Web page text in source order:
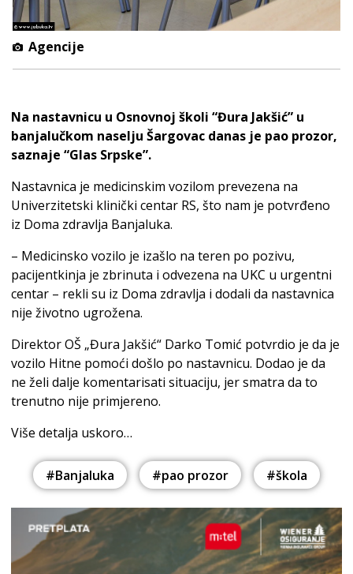
Agencije
Na nastavnicu u Osnovnoj školi “Đura Jakšić” u
banjalučkom naselju Šargovac danas je pao prozor,
saznaje “Glas Srpske”.
Nastavnica je medicinskim vozilom prevezena na
Univerzitetski klinički centar RS, što nam je potvrđeno
iz Doma zdravlja Banjaluka.
– Medicinsko vozilo je izašlo na teren po pozivu,
pacijentkinja je zbrinuta i odvezena na UKC u urgentni
centar – rekli su iz Doma zdravlja i dodali da nastavnica
nije životno ugrožena.
Direktor OŠ „Đura Jakšić“ Darko Tomić potvrdio je da je
vozilo Hitne pomoći došlo po nastavnicu. Dodao je da
ne želi dalje komentarisati situaciju, jer smatra da to
trenutno nije primjereno.
Više detalja uskoro…
#Banjaluka #pao prozor #škola